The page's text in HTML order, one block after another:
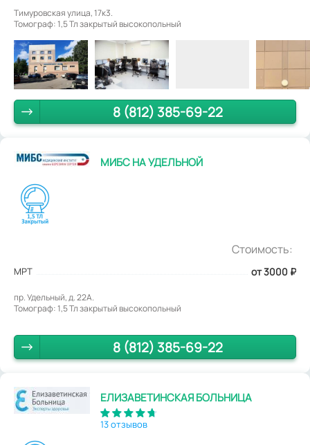
Тимуровская улица, 17к3.
Томограф: 1,5 Тл закрытый высокопольный
8 (812) 385-69-22
МИБС НА УДЕЛЬНОЙ
Стоимость:
МРТ от 3000 ₽
пр. Удельный, д. 22A.
Томограф: 1,5 Тл закрытый высокопольный
8 (812) 385-69-22
ЕЛИЗАВЕТИНСКАЯ БОЛЬНИЦА
13 отзывов